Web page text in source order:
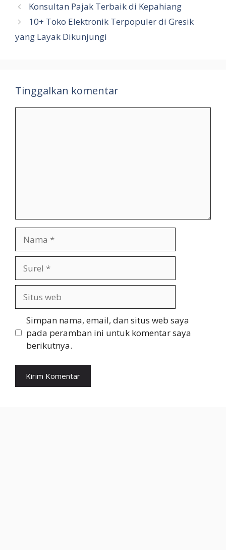
Konsultan Pajak Terbaik di Kepahiang
10+ Toko Elektronik Terpopuler di Gresik
yang Layak Dikunjungi
Tinggalkan komentar
web
Simpan nama, email, dan situs web saya
pada peramban ini untuk komentar saya
berikutnya.